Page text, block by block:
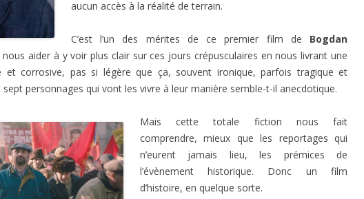
aucun accès à la réalité de terrain.
C’est l’un des mérites de ce premier film de Bogdan
nous aider à y voir plus clair sur ces jours crépusculaires en nous livrant une
et corrosive, pas si légère que ça, souvent ironique, parfois tragique et
personnages qui vont les vivre à leur manière semble-t-il anecdotique.
Mais cette totale fiction nous fait
comprendre, mieux que les reportages qui
n’eurent jamais lieu, les prémices de
l’évènement historique. Donc un film
d’histoire, en quelque sorte.